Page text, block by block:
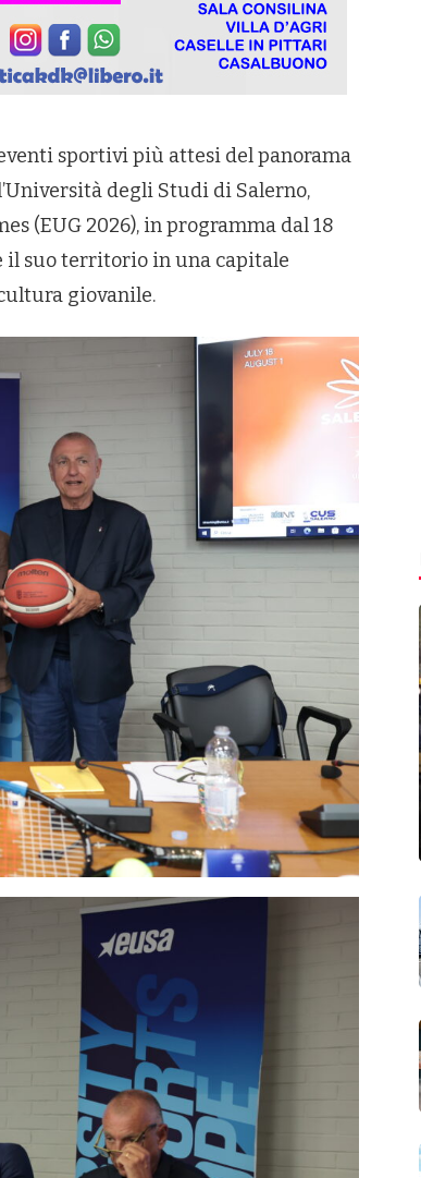
sportivi più attesi del panorama
degli Studi di Salerno,
(EUG 2026), in programma dal 18
il suo territorio in una capitale
giovanile.